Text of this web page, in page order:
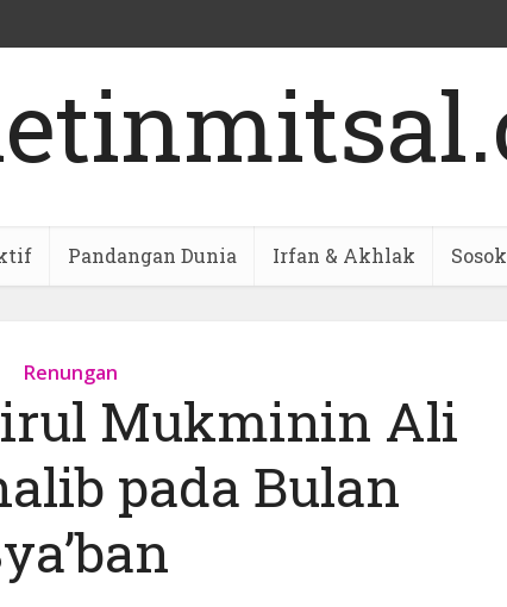
Pandangan Dunia Irfan & Akhlak Sosok
Renungan
Mukminin Ali
pada Bulan